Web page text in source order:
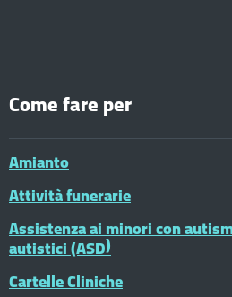
Come fare per
Amianto
Attività funerarie
Assistenza ai minori con
autistici (ASD)
Cartelle Cliniche